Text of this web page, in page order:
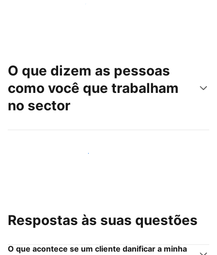
Chegue hoje mesmo a novas pessoas
O que dizem as pessoas
como você que trabalham
no sector
Junte-se a outros anfitriões como você
Respostas às suas questões
O que acontece se um cliente danificar a minha